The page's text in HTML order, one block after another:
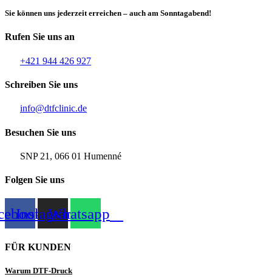
Sie können uns jederzeit erreichen – auch am Sonntagabend!
Rufen Sie uns an
+421 944 426 927
Schreiben Sie uns
info@dtfclinic.de
Besuchen Sie uns
SNP 21, 066 01 Humenné
Folgen Sie uns
InstagramWhatsapp
FÜR KUNDEN
Warum DTF-Druck